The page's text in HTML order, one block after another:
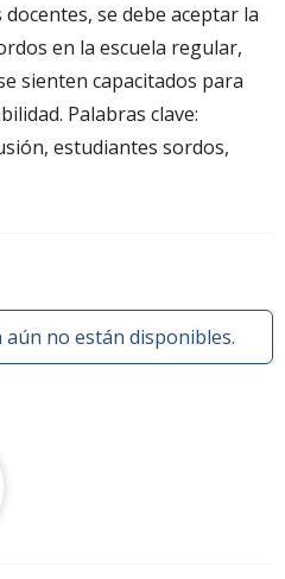
se debe aceptar la
en la escuela regular,
sienten capacitados para
Palabras clave:
estudiantes sordos,
aún no están disponibles.